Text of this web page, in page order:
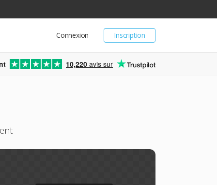
Inscription
Connexion
10,220 avis sur